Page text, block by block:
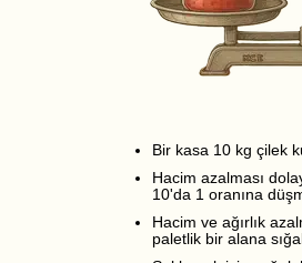
Bir kasa 10 kg çilek
Hacim azalması
10'da 1 oranına
Hacim ve ağırlık
paletlik bir alana